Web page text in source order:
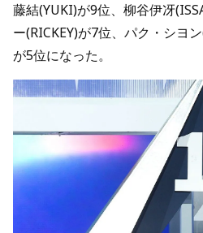
藤結(YUKI)が9位、柳谷伊冴
ー(RICKEY)が7位、パク・シヨ
が5位になった。